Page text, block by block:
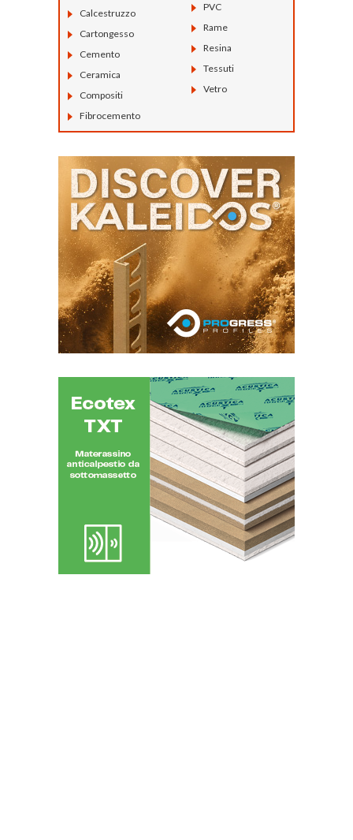
Calcestruzzo
Cartongesso
Cemento
Ceramica
Compositi
Fibrocemento
PVC
Rame
Resina
Tessuti
Vetro